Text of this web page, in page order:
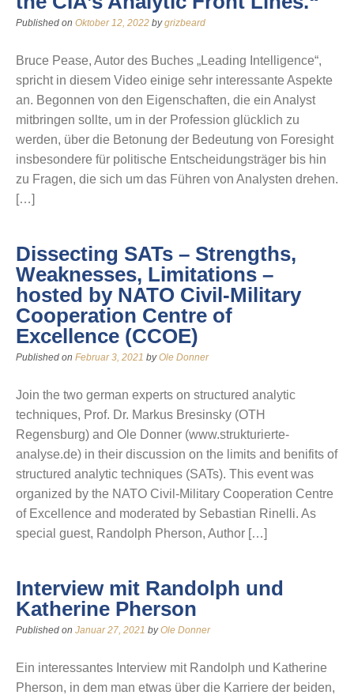
Published on Oktober 12, 2022 bygrizbeard
Bruce Pease, Autor des Buches „Leading Intelligence“,
spricht in diesem Video einige sehr interessante Aspekte
an. Begonnen von den Eigenschaften, die ein Analyst
mitbringen sollte, um in der Profession glücklich zu
werden, über die Betonung der Bedeutung von Foresight
insbesondere für politische Entscheidungsträger bis hin
zu Fragen, die sich um das Führen von Analysten drehen.
[…]
Dissecting SATs – Strengths,
Weaknesses, Limitations –
hosted by NATO Civil-Military
Cooperation Centre of
Excellence (CCOE)
Published on Februar 3, 2021 byOle Donner
Join the two german experts on structured analytic
techniques, Prof. Dr. Markus Bresinsky (OTH
Regensburg) and Ole Donner (www.strukturierte-
analyse.de) in their discussion on the limits and benifits of
structured analytic techniques (SATs). This event was
organized by the NATO Civil-Military Cooperation Centre
of Excellence and moderated by Sebastian Rinelli. As
special guest, Randolph Pherson, Author […]
Interview mit Randolph und
Katherine Pherson
Published on Januar 27, 2021 byOle Donner
Ein interessantes Interview mit Randolph und Katherine
Pherson, in dem man etwas über die Karriere der beiden,